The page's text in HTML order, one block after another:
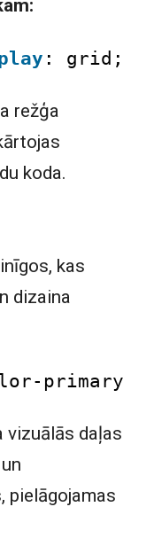
: grid;
režģa
koda.
kas
dizaina
primary:
vizuālās daļas
pielāgojamas